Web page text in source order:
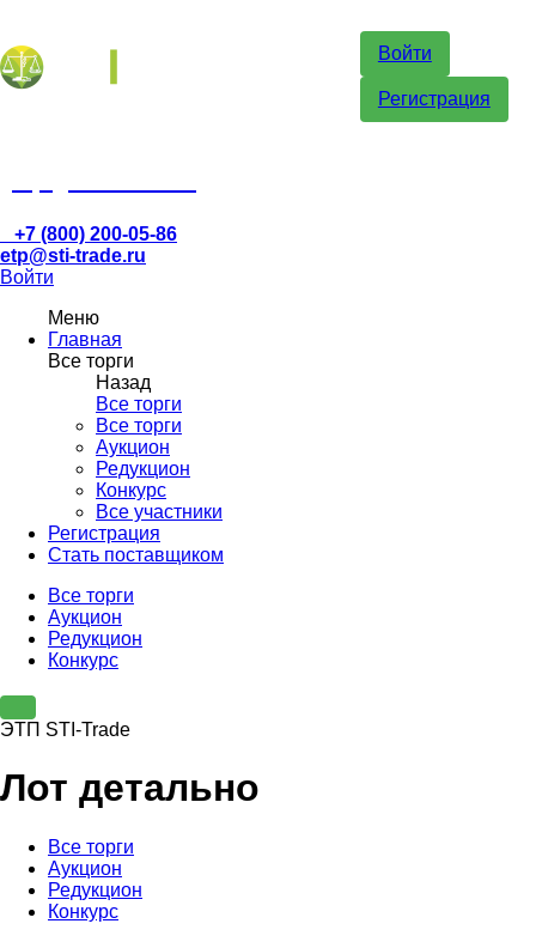
Войти
Регистрация
+7 (800) 200-05-86
etp@sti-trade.ru
Войти
Меню
Главная
Все торги
Назад
Все торги
Все торги
Аукцион
Редукцион
Конкурс
Все участники
Регистрация
Стать поставщиком
Все торги
Аукцион
Редукцион
Конкурс
ЭТП STI-Trade
Лот детально
Все торги
Аукцион
Редукцион
Конкурс